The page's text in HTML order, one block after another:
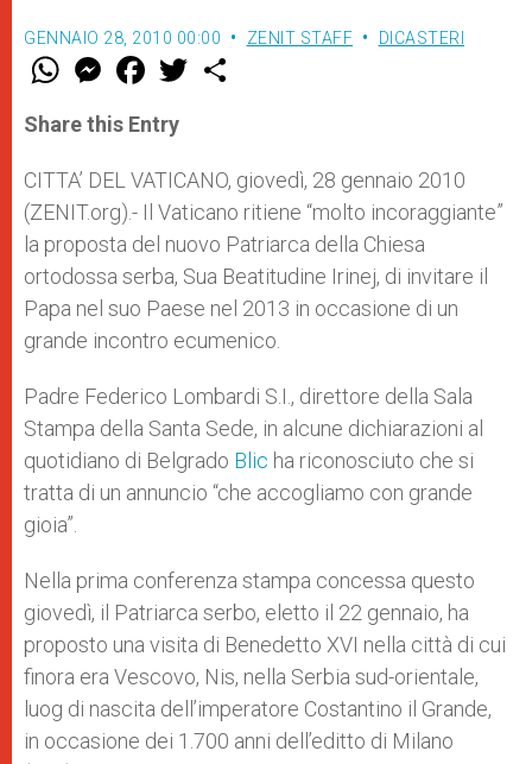
GENNAIO 28, 2010 00:00 ZENIT STAFF DICASTERI
W
t
s
p
p
M
e
s
e
g
e
r
F
a
e
b
o
k
w
r
Share this Entry
CITTA’ DEL VATICANO, giovedì, 28 gennaio 2010
(ZENIT.org).- Il Vaticano ritiene “molto incoraggiante”
la proposta del nuovo Patriarca della Chiesa
ortodossa serba, Sua Beatitudine Irinej, di invitare il
Papa nel suo Paese nel 2013 in occasione di un
grande incontro ecumenico.
Padre Federico Lombardi S.I., direttore della Sala
Stampa della Santa Sede, in alcune dichiarazioni al
quotidiano di Belgrado Blic ha riconosciuto che si
tratta di un annuncio “che accogliamo con grande
gioia”.
Nella prima conferenza stampa concessa questo
giovedì, il Patriarca serbo, eletto il 22 gennaio, ha
proposto una visita di Benedetto XVI nella città di cui
finora era Vescovo, Nis, nella Serbia sud-orientale,
luog di nascita dell’imperatore Costantino il Grande,
in occasione dei 1.700 anni dell’editto di Milano